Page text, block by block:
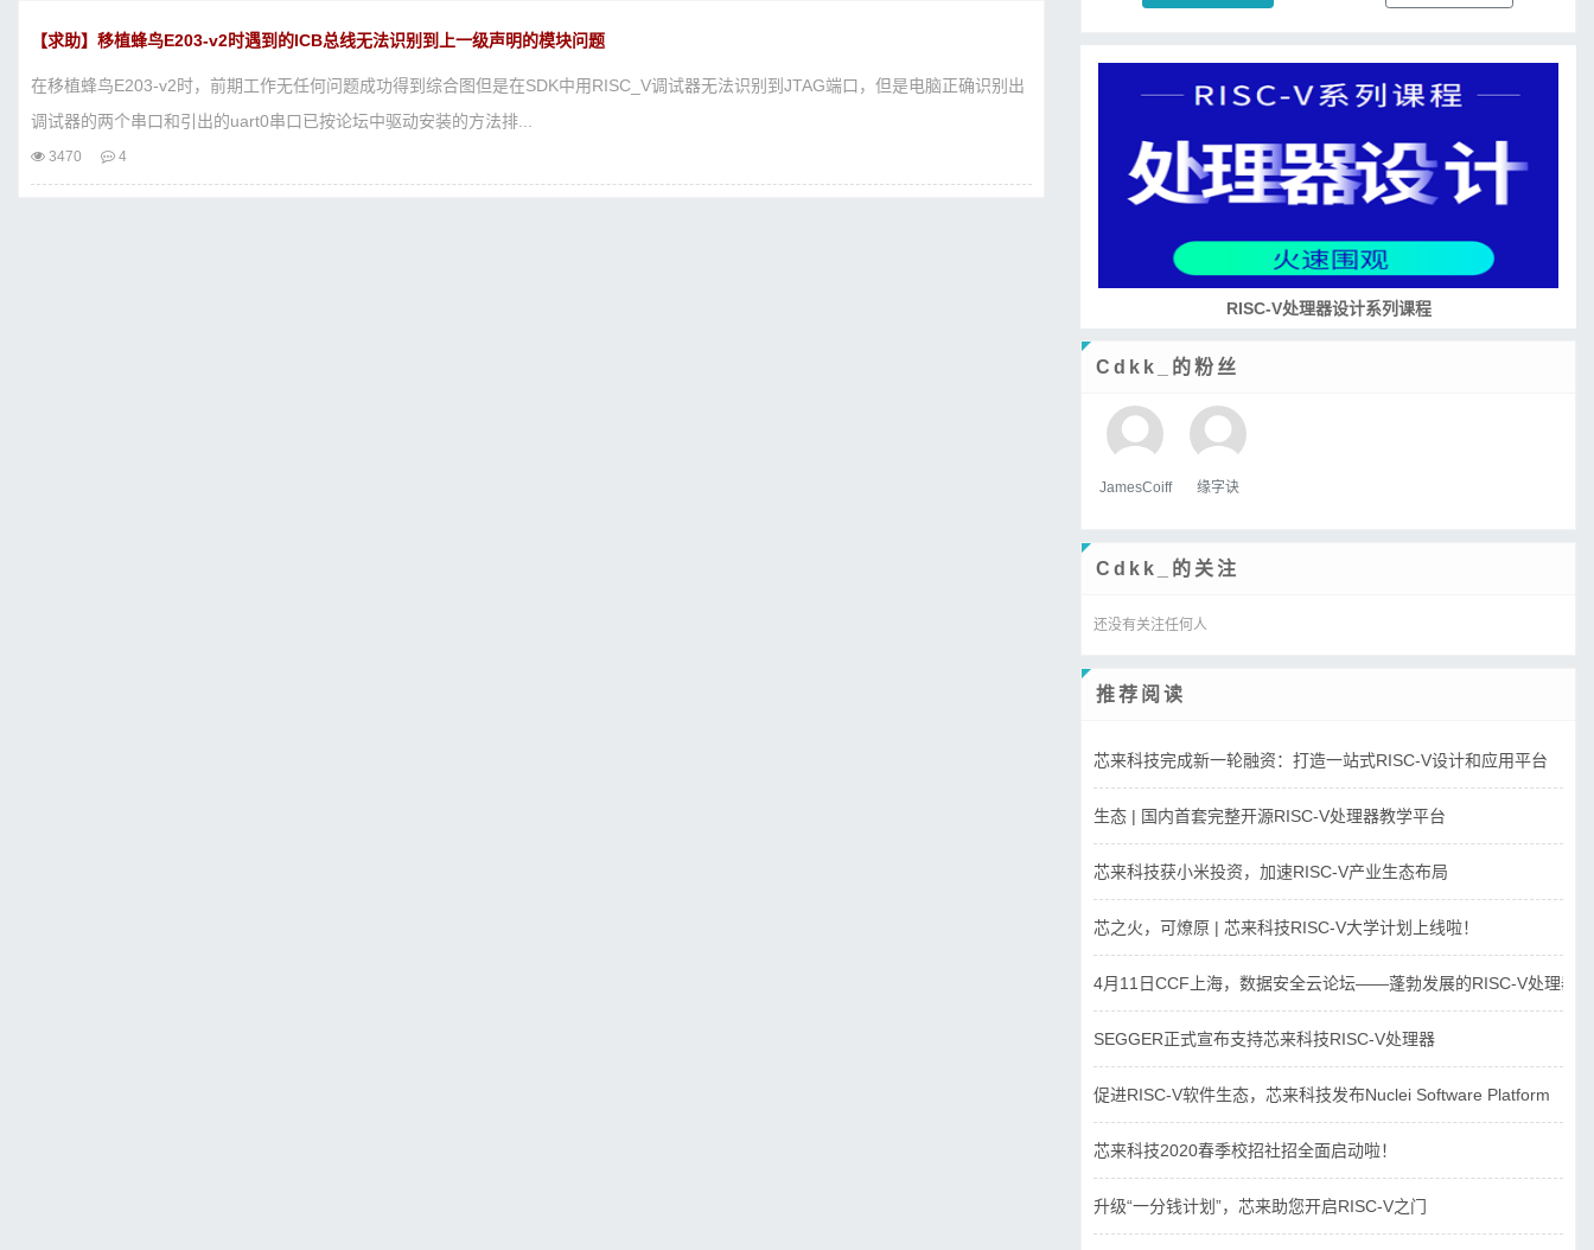
【求助】移植蜂鸟E203-v2时遇到的ICB总线无法识别到上一级声明的模块问题
在移植蜂鸟E203-v2时，前期工作无任何问题成功得到综合图但是在SDK中用RISC_V调试器无法识别到JTAG端口，但是电脑正确识别出
调试器的两个串口和引出的uart0串口已按论坛中驱动安装的方法排...
3470 4
RISC-V处理器设计系列课程
Cdkk_的粉丝
JamesCoiff 缘字诀
Cdkk_的关注
还没有关注任何人
推荐阅读
芯来科技完成新一轮融资：打造一站式RISC-V设计和应用平台
生态 | 国内首套完整开源RISC-V处理器教学平台
芯来科技获小米投资，加速RISC-V产业生态布局
芯之火，可燎原 | 芯来科技RISC-V大学计划上线啦！
4月11日CCF上海，数据安全云论坛——蓬勃发展的RISC-V处理器
SEGGER正式宣布支持芯来科技RISC-V处理器
促进RISC-V软件生态，芯来科技发布Nuclei Software Platform
芯来科技2020春季校招社招全面启动啦！
升级“一分钱计划”，芯来助您开启RISC-V之门